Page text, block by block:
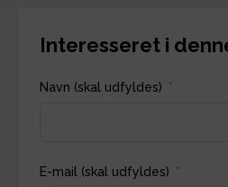
Interesseret i
Navn (skal udfyldes)
E-mail (skal udfyldes)